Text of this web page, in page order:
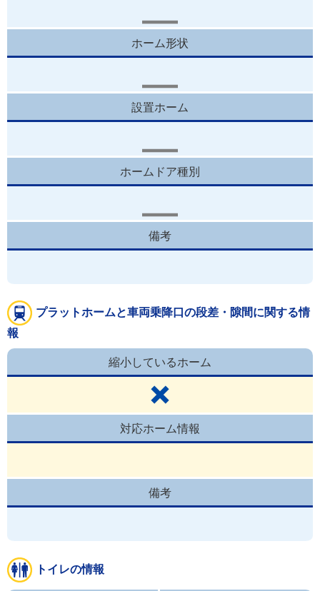
ホーム形状
設置ホーム
ホームドア種別
備考
プラットホームと車両乗降口の段差・隙間に関する情
報
縮小しているホーム
対応ホーム情報
備考
トイレの情報